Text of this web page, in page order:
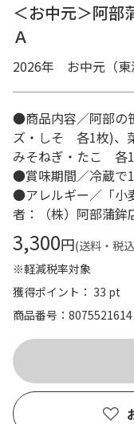
＜お中元＞阿
Ａ
2026年 お中元（東
●商品内容／阿部の
ズ・しそ 各1枚)、
みそねぎ・たこ 各
●賞味期間／冷蔵で
●アレルギー／「小
者：（株）阿部蒲鉾
3,300円(送料・税
※軽減税率対象
獲得ポイント： 33 pt
商品番号
8075521614